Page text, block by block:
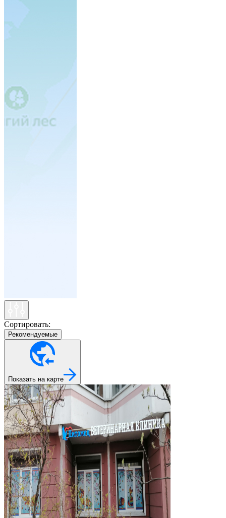
Сортировать:
Рекомендуемые
Показать на карте